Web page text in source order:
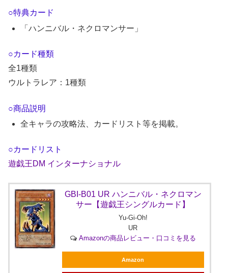
○特典カード
「ハンニバル・ネクロマンサー」
○カード種類
全1種類
ウルトラレア：1種類
○商品説明
全キャラの攻略法、カードリスト等を掲載。
○カードリスト
遊戯王DM インターナショナル
GBI-B01 UR ハンニバル・ネクロマン
サー【遊戯王シングルカード】
Yu-Gi-Oh!
UR
Amazonの商品レビュー・口コミを見る
Amazon